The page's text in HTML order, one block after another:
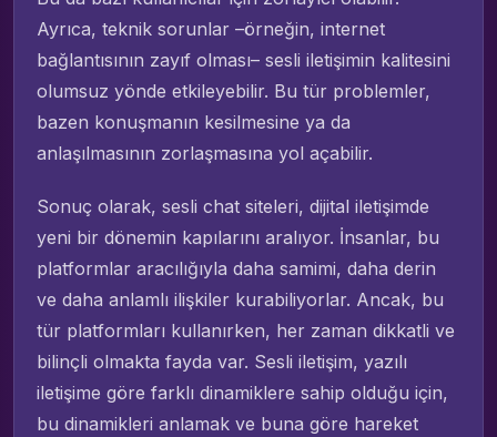
Ayrıca, teknik sorunlar –örneğin, internet
bağlantısının zayıf olması– sesli iletişimin kalitesini
olumsuz yönde etkileyebilir. Bu tür problemler,
bazen konuşmanın kesilmesine ya da
anlaşılmasının zorlaşmasına yol açabilir.
Sonuç olarak, sesli chat siteleri, dijital iletişimde
yeni bir dönemin kapılarını aralıyor. İnsanlar, bu
platformlar aracılığıyla daha samimi, daha derin
ve daha anlamlı ilişkiler kurabiliyorlar. Ancak, bu
tür platformları kullanırken, her zaman dikkatli ve
bilinçli olmakta fayda var. Sesli iletişim, yazılı
iletişime göre farklı dinamiklere sahip olduğu için,
bu dinamikleri anlamak ve buna göre hareket